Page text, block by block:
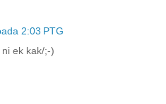
2:03 PTG
ek kak/;-)